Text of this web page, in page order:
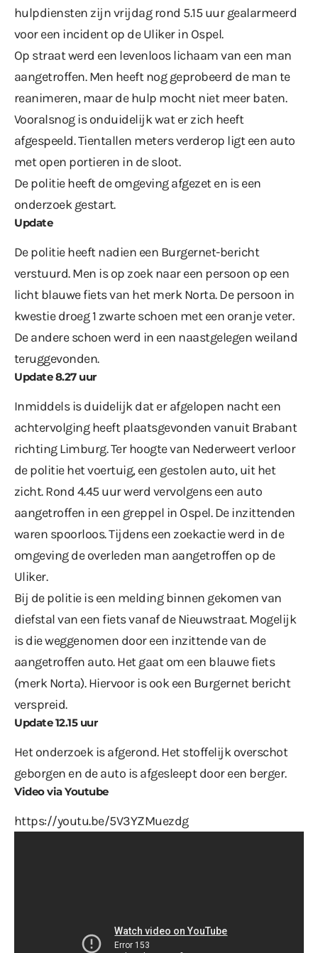
hulpdiensten zijn vrijdag rond 5.15 uur gealarmeerd
voor een incident op de Uliker in Ospel.
Op straat werd een levenloos lichaam van een man
aangetroffen. Men heeft nog geprobeerd de man te
reanimeren, maar de hulp mocht niet meer baten.
Vooralsnog is onduidelijk wat er zich heeft
afgespeeld. Tientallen meters verderop ligt een auto
met open portieren in de sloot.
De politie heeft de omgeving afgezet en is een
onderzoek gestart.
Update
De politie heeft nadien een Burgernet-bericht
verstuurd. Men is op zoek naar een persoon op een
licht blauwe fiets van het merk Norta. De persoon in
kwestie droeg 1 zwarte schoen met een oranje veter.
De andere schoen werd in een naastgelegen weiland
teruggevonden.
Update 8.27 uur
Inmiddels is duidelijk dat er afgelopen nacht een
achtervolging heeft plaatsgevonden vanuit Brabant
richting Limburg. Ter hoogte van Nederweert verloor
de politie het voertuig, een gestolen auto, uit het
zicht. Rond 4.45 uur werd vervolgens een auto
aangetroffen in een greppel in Ospel. De inzittenden
waren spoorloos. Tijdens een zoekactie werd in de
omgeving de overleden man aangetroffen op de
Uliker.
Bij de politie is een melding binnen gekomen van
diefstal van een fiets vanaf de Nieuwstraat. Mogelijk
is die weggenomen door een inzittende van de
aangetroffen auto. Het gaat om een blauwe fiets
(merk Norta). Hiervoor is ook een Burgernet bericht
verspreid.
Update 12.15 uur
Het onderzoek is afgerond. Het stoffelijk overschot
geborgen en de auto is afgesleept door een berger.
Video via Youtube
https://youtu.be/5V3YZMuezdg